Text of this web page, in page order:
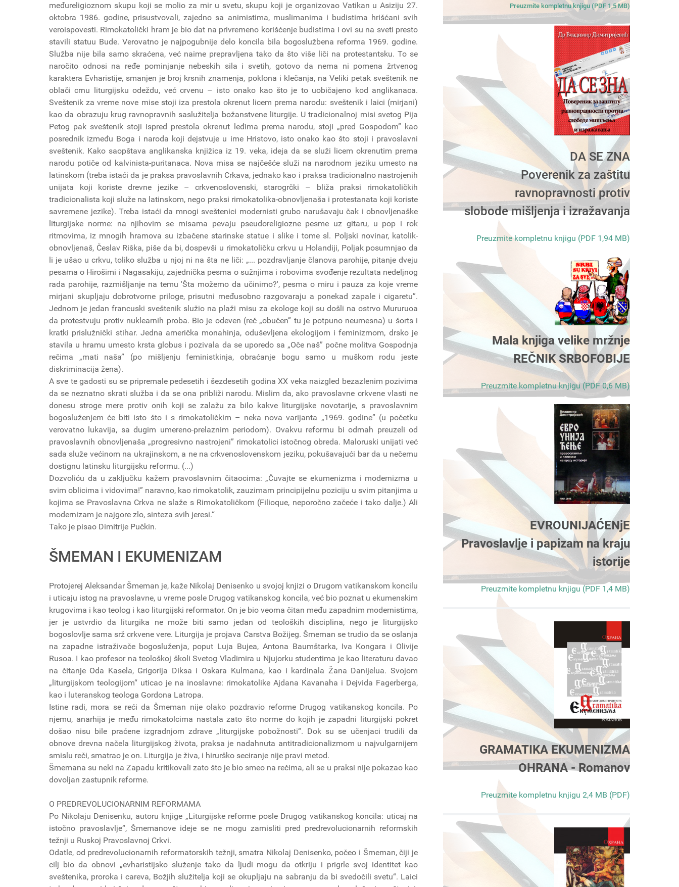
međureligioznom skupu koji se molio za mir u svetu, skupu koji je organizovao Vatikan u Asiziju 27.
oktobra 1986. godine, prisustvovali, zajedno sa animistima, muslimanima i budistima hrišćani svih
veroispovesti. Rimokatolički hram je bio dat na privremeno korišćenje budistima i ovi su na sveti presto
stavili statuu Bude. Verovatno je najpogubnije delo koncila bila bogoslužbena reforma 1969. godine.
Služba nije bila samo skraćena, već naime prepravljena tako da što više liči na protestantsku. To se
naročito odnosi na ređe pominjanje nebeskih sila i svetih, gotovo da nema ni pomena žrtvenog
karaktera Evharistije, smanjen je broj krsnih znamenja, poklona i klečanja, na Veliki petak sveštenik ne
oblači crnu liturgijsku odeždu, već crvenu – isto onako kao što je to uobičajeno kod anglikanaca.
Sveštenik za vreme nove mise stoji iza prestola okrenut licem prema narodu: sveštenik i laici (mirjani)
kao da obrazuju krug ravnopravnih saslužitelja božanstvene liturgije. U tradicionalnoj misi svetog Pija
Petog pak sveštenik stoji ispred prestola okrenut leđima prema narodu, stoji „pred Gospodom” kao
posrednik između Boga i naroda koji dejstvuje u ime Hristovo, isto onako kao što stoji i pravoslavni
sveštenik. Kako saopštava anglikanska knjižica iz 19. veka, ideja da se služi licem okrenutim prema
narodu potiče od kalvinista-puritanaca. Nova misa se najčešće služi na narodnom jeziku umesto na
latinskom (treba istaći da je praksa pravoslavnih Crkava, jednako kao i praksa tradicionalno nastrojenih
unijata koji koriste drevne jezike – crkvenoslovenski, starogrčki – bliža praksi rimokatoličkih
tradicionalista koji služe na latinskom, nego praksi rimokatolika-obnovljenaša i protestanata koji koriste
savremene jezike). Treba istaći da mnogi sveštenici modernisti grubo narušavaju čak i obnovljenaške
liturgijske norme: na njihovim se misama pevaju pseudoreligiozne pesme uz gitaru, u pop i rok
ritmovima, iz mnogih hramova su izbačene starinske statue i slike i tome sl. Poljski novinar, katolik-
obnovljenaš, Česlav Riška, piše da bi, dospevši u rimokatoličku crkvu u Holandiji, Poljak posumnjao da
li je ušao u crkvu, toliko služba u njoj ni na šta ne liči: „... pozdravljanje članova parohije, pitanje dveju
pesama o Hirošimi i Nagasakiju, zajednička pesma o sužnjima i robovima svođenje rezultata nedeljnog
rada parohije, razmišljanje na temu 'Šta možemo da učinimo?', pesma o miru i pauza za koje vreme
mirjani skupljaju dobrotvorne priloge, prisutni međusobno razgovaraju a ponekad zapale i cigaretu”.
Jednom je jedan francuski sveštenik služio na plaži misu za ekologe koji su došli na ostrvo Mururuoa
da protestvuju protiv nuklearnih proba. Bio je odeven (reč „obučen” tu je potpuno neumesna) u šorts i
kratki prislužnički stihar. Jedna američka monahinja, oduševljena ekologijom i feminizmom, drsko je
stavila u hramu umesto krsta globus i pozivala da se uporedo sa „Oče naš” počne molitva Gospodnja
rečima „mati naša” (po mišljenju feministkinja, obraćanje bogu samo u muškom rodu jeste
diskriminacija žena).
A sve te gadosti su se pripremale pedesetih i šezdesetih godina XX veka naizgled bezazlenim pozivima
da se neznatno skrati služba i da se ona približi narodu. Mislim da, ako pravoslavne crkvene vlasti ne
donesu stroge mere protiv onih koji se zalažu za bilo kakve liturgijske novotarije, s pravoslavnim
bogosluženjem će biti isto što i s rimokatoličkim – neka nova varijanta „1969. godine” (u početku
verovatno lukavija, sa dugim umereno-prelaznim periodom). Ovakvu reformu bi odmah preuzeli od
pravoslavnih obnovljenaša „progresivno nastrojeni” rimokatolici istočnog obreda. Maloruski unijati već
sada služe većinom na ukrajinskom, a ne na crkvenoslovenskom jeziku, pokušavajući bar da u nečemu
dostignu latinsku liturgijsku reformu. (...)
Dozvoliću da u zaključku kažem pravoslavnim čitaocima: „Čuvajte se ekumenizma i modernizma u
svim oblicima i vidovima!” naravno, kao rimokatolik, zauzimam principijelnu poziciju u svim pitanjima u
kojima se Pravoslavna Crkva ne slaže s Rimokatoličkom (Filioque, neporočno začeće i tako dalje.) Ali
modernizam je najgore zlo, sinteza svih jeresi.“
Tako je pisao Dimitrije Pučkin.
ŠMEMAN I EKUMENIZAM
Protojerej Aleksandar Šmeman je, kaže Nikolaj Denisenko u svojoj knjizi o Drugom vatikanskom koncilu
i uticaju istog na pravoslavne, u vreme posle Drugog vatikanskog koncila, već bio poznat u ekumenskim
krugovima i kao teolog i kao liturgijski reformator. On je bio veoma čitan među zapadnim modernistima,
jer je ustvrdio da liturgika ne može biti samo jedan od teoloških disciplina, nego je liturgijsko
bogoslovlje sama srž crkvene vere. Liturgija je projava Carstva Božijeg. Šmeman se trudio da se oslanja
na zapadne istraživače bogosluženja, poput Luja Bujea, Antona Baumštarka, Iva Kongara i Olivije
Rusoa. I kao profesor na teološkoj školi Svetog Vladimira u Njujorku studentima je kao literaturu davao
na čitanje Oda Kasela, Grigorija Diksa i Oskara Kulmana, kao i kardinala Žana Danijelua. Svojom
„liturgijskom teologijom“ uticao je na inoslavne: rimokatolike Ajdana Kavanaha i Dejvida Fagerberga,
kao i luteranskog teologa Gordona Latropa.
Istine radi, mora se reći da Šmeman nije olako pozdravio reforme Drugog vatikanskog koncila. Po
njemu, anarhija je među rimokatolcima nastala zato što norme do kojih je zapadni liturgijski pokret
došao nisu bile praćene izgradnjom zdrave „liturgijske pobožnosti“. Dok su se učenjaci trudili da
obnove drevna načela liturgijskog života, praksa je nadahnuta antitradicionalizmom u najvulgarnijem
smislu reči, smatrao je on. Liturgija je živa, i hirurško seciranje nije pravi metod.
Šmemana su neki na Zapadu kritikovali zato što je bio smeo na rečima, ali se u praksi nije pokazao kao
dovoljan zastupnik reforme.
O PREDREVOLUCIONARNIM REFORMAMA
Po Nikolaju Denisenku, autoru knjige „Liturgijske reforme posle Drugog vatikanskog koncila: uticaj na
istočno pravoslavlje“, Šmemanove ideje se ne mogu zamisliti pred predrevolucionarnih reformskih
težnji u Ruskoj Pravoslavnoj Crkvi.
Odatle, od predrevolucionarnih reformatorskih težnji, smatra Nikolaj Denisenko, počeo i Šmeman, čiji je
cilj bio da obnovi „evharistijsko služenje tako da ljudi mogu da otkriju i prigrle svoj identitet kao
sveštenika, proroka i careva, Božjih služitelja koji se okupljaju na sabranju da bi svedočili svetu“. Laici
Preuzmite kompletnu knjigu (PDF 1,5 MB)
DA SE ZNA
Poverenik za zaštitu
ravnopravnosti protiv
slobode mišljenja i izražavanja
Preuzmite kompletnu knjigu (PDF 1,94 MB)
Mala knjiga velike mržnje
REČNIK SRBOFOBIJE
Preuzmite kompletnu knjigu (PDF 0,6 MB)
EVROUNIJAĆENjE
Pravoslavlje i papizam na kraju
istorije
Preuzmite kompletnu knjigu (PDF 1,4 MB)
GRAMATIKA EKUMENIZMA
OHRANA - Romanov
Preuzmite kompletnu knjigu 2,4 MB (PDF)